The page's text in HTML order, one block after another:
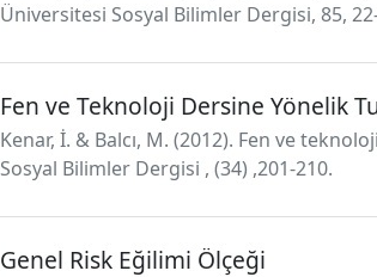
Üniversitesi Sosyal Bilimler Dergisi, 85,
Fen ve Teknoloji Dersine Yönelik
Kenar, İ. & Balcı, M. (2012). Fen ve
Sosyal Bilimler Dergisi , (34) ,201-210.
Genel Risk Eğilimi Ölçeği